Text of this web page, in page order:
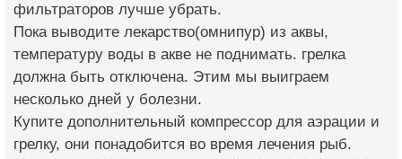
фильтраторов лучше убрать.
Пока выводите лекарство(омнипур) из аквы,
температуру воды в акве не поднимать. грелка
должна быть отключена. Этим мы выиграем
несколько дней у болезни.
Купите дополнительный компрессор для аэрации и
грелку, они понадобится во время лечения рыб.